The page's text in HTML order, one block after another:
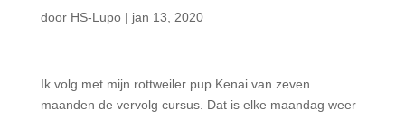
door HS-Lupo| jan 13, 2020
Ik volg met mijn rottweiler pup Kenai van zeven
maanden de vervolg cursus. Dat is elke maandag weer